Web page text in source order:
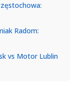
Radom:
vs Motor Lublin